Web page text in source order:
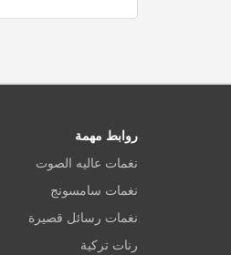
روابط مهمة
نغمات عاليه الصوت
نغمات سامسونج
نغمات رسائل قصيرة
رنات تركية